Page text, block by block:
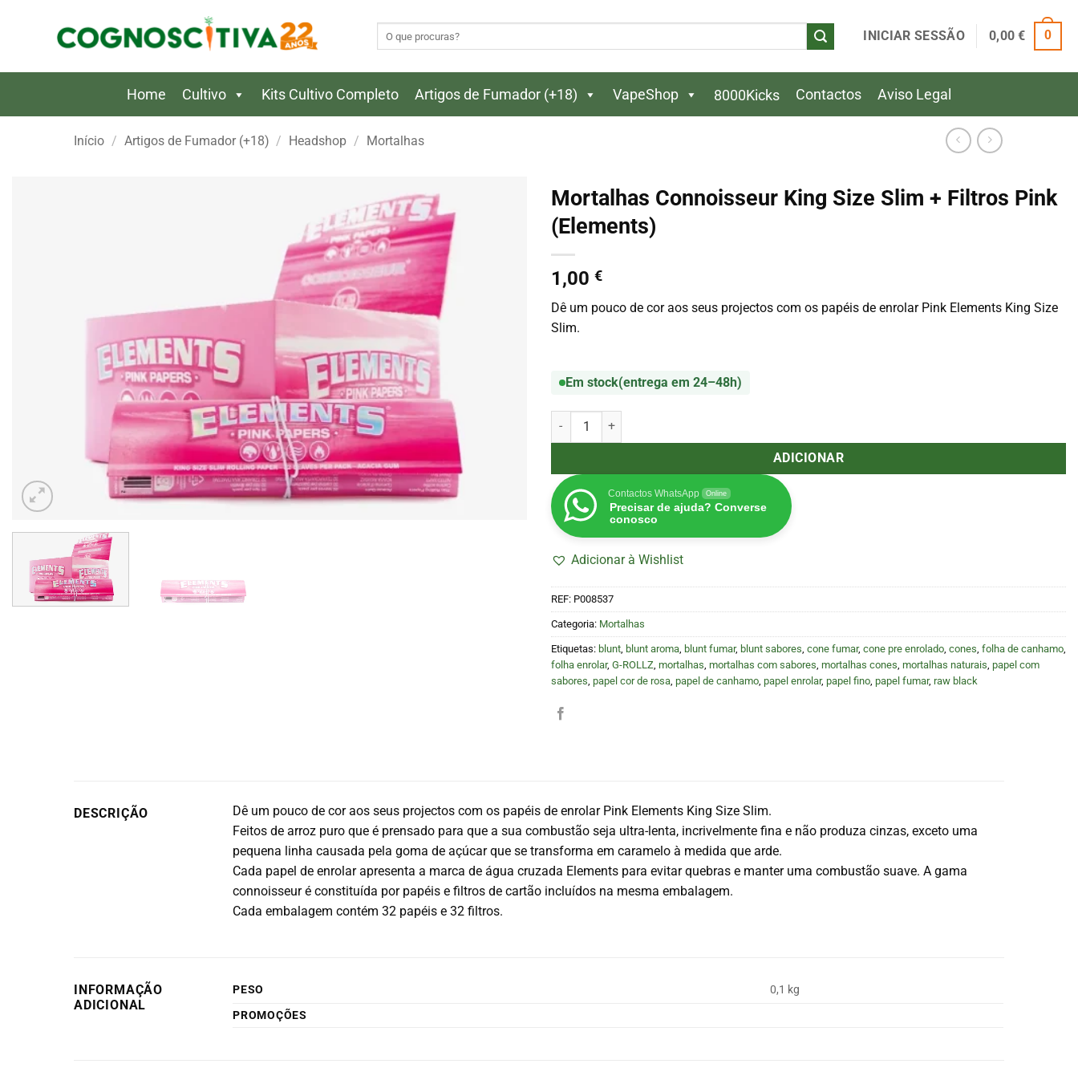
INICIAR SESSÃO 0,00€ 0
Home Cultivo Kits Cultivo Completo Artigos de Fumador (+18) VapeShop 8000Kicks Contactos Aviso Legal
Início / Artigos de Fumador (+18) / Headshop / Mortalhas
Mortalhas Connoisseur King Size Slim + Filtros Pink
(Elements)
1,00 €
Dê um pouco de cor aos seus projectos com os papéis de enrolar Pink Elements King Size
Slim.
Em stock(entrega em 24–48h)
Quantidade de Mortalhas Connoisseur King Size Slim + Filtros Pink (Elements)
ADICIONAR
Contactos WhatsApp Online
Precisar de ajuda? Converse
conosco
Adicionar à Wishlist
REF: P008537
Categoria: Mortalhas
Etiquetas: blunt blunt aroma blunt fumar, blunt sabores cone fumar, cone pre enrolado cones folha de canhamo
folha enrolar, G-ROLLZ mortalhas mortalhas com sabores mortalhas cones mortalhas naturais papel com
sabores papel cor de rosa papel de canhamo papel enrolar, papel fino papel fumar, raw black
DESCRIÇÃO
Dê um pouco de cor aos seus projectos com os papéis de enrolar Pink Elements King Size Slim.
Feitos de arroz puro que é prensado para que a sua combustão seja ultra-lenta, incrivelmente fina e não produza cinzas, exceto uma
pequena linha causada pela goma de açúcar que se transforma em caramelo à medida que arde.
Cada papel de enrolar apresenta a marca de água cruzada Elements para evitar quebras e manter uma combustão suave. A gama
connoisseur é constituída por papéis e filtros de cartão incluídos na mesma embalagem.
Cada embalagem contém 32 papéis e 32 filtros.
INFORMAÇÃO
ADICIONAL
PESO
0,1 kg
PROMOÇÕES